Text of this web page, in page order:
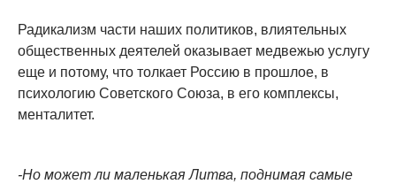
Радикализм части наших политиков, влиятельных
общественных деятелей оказывает медвежью услугу
еще и потому, что толкает Россию в прошлое, в
психологию Советского Союза, в его комплексы,
менталитет.
-Но может ли маленькая Литва, поднимая самые